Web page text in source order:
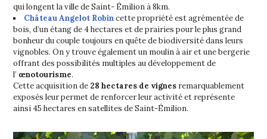
qui longent la ville de Saint- Émilion à 8km.
Château Angelot Robincette propriété est agrémentée de
bois, d’un étang de 4 hectares et de prairies pour le plus grand
bonheur du couple toujours en quête de biodiversité dans leurs
vignobles. On y trouve également un moulin à air et une bergerie
offrant des possibilités multiples au développement de
l’ œnotourisme.
Cette acquisition de 28 hectares de vignes remarquablement
exposés leur permet de renforcer leur activité et représente
ainsi 45 hectares en satellites de Saint-Émilion.